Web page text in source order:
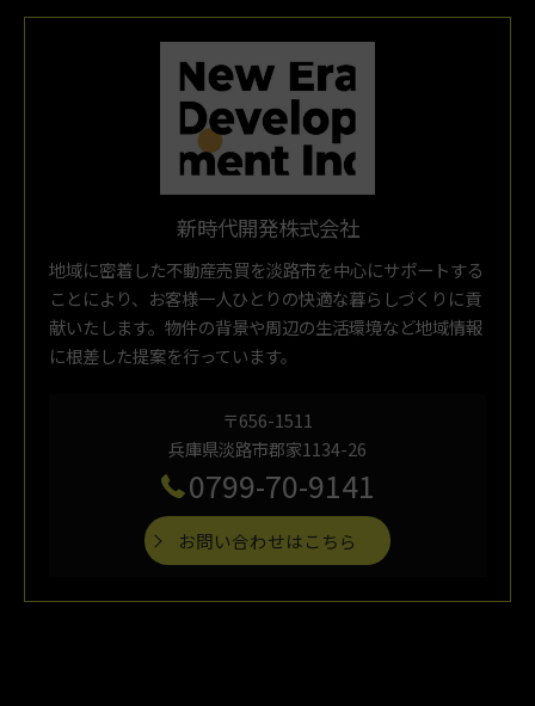
新時代開発株式会社
地域に密着した不動産売買を淡路市を中心にサポートする
ことにより、お客様一人ひとりの快適な暮らしづくりに貢
献いたします。物件の背景や周辺の生活環境など地域情報
に根差した提案を行っています。
〒656-1511
兵庫県淡路市郡家1134-26
0799-70-9141
お問い合わせはこちら